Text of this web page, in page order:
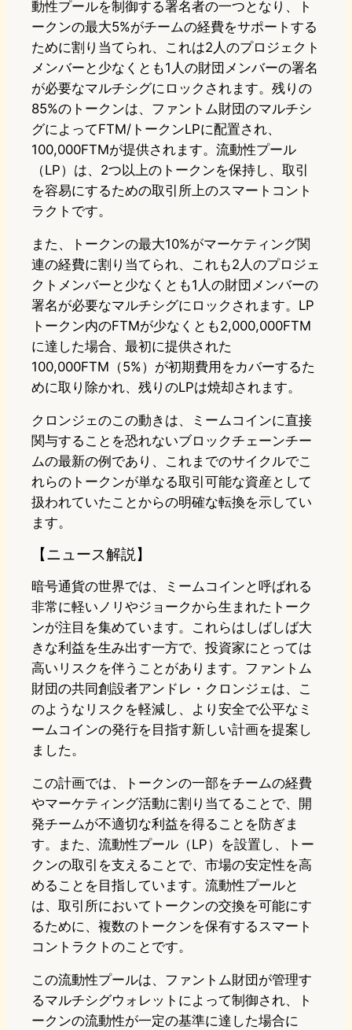
動性プールを制御する署名者の一つとなり、ト
ークンの最大5%がチームの経費をサポートする
ために割り当てられ、これは2人のプロジェクト
メンバーと少なくとも1人の財団メンバーの署名
が必要なマルチシグにロックされます。残りの
85%のトークンは、ファントム財団のマルチシ
グによってFTM/トークンLPに配置され、
100,000FTMが提供されます。流動性プール
（LP）は、2つ以上のトークンを保持し、取引
を容易にするための取引所上のスマートコント
ラクトです。
また、トークンの最大10%がマーケティング関
連の経費に割り当てられ、これも2人のプロジェ
クトメンバーと少なくとも1人の財団メンバーの
署名が必要なマルチシグにロックされます。LP
トークン内のFTMが少なくとも2,000,000FTM
に達した場合、最初に提供された
100,000FTM（5%）が初期費用をカバーするた
めに取り除かれ、残りのLPは焼却されます。
クロンジェのこの動きは、ミームコインに直接
関与することを恐れないブロックチェーンチー
ムの最新の例であり、これまでのサイクルでこ
れらのトークンが単なる取引可能な資産として
扱われていたことからの明確な転換を示してい
ます。
【ニュース解説】
暗号通貨の世界では、ミームコインと呼ばれる
非常に軽いノリやジョークから生まれたトーク
ンが注目を集めています。これらはしばしば大
きな利益を生み出す一方で、投資家にとっては
高いリスクを伴うことがあります。ファントム
財団の共同創設者アンドレ・クロンジェは、こ
のようなリスクを軽減し、より安全で公平なミ
ームコインの発行を目指す新しい計画を提案し
ました。
この計画では、トークンの一部をチームの経費
やマーケティング活動に割り当てることで、開
発チームが不適切な利益を得ることを防ぎま
す。また、流動性プール（LP）を設置し、トー
クンの取引を支えることで、市場の安定性を高
めることを目指しています。流動性プールと
は、取引所においてトークンの交換を可能にす
るために、複数のトークンを保有するスマート
コントラクトのことです。
この流動性プールは、ファントム財団が管理す
るマルチシグウォレットによって制御され、ト
ークンの流動性が一定の基準に達した場合に